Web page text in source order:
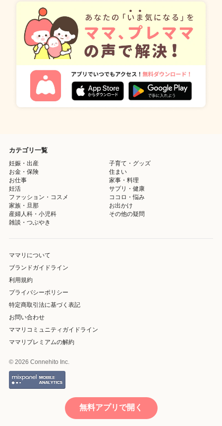
カテゴリ一覧
妊娠・出産
子育て・グッズ
お金・保険
住まい
お仕事
家事・料理
妊活
サプリ・健康
ファッション・コスメ
ココロ・悩み
家族・旦那
お出かけ
産婦人科・小児科
その他の疑問
雑談・つぶやき
ママリについて
ブランドガイドライン
利用規約
プライバシーポリシー
特定商取引法に基づく表記
お問い合わせ
ママリコミュニティガイドライン
ママリプレミアムの解約
© 2026 Connehito Inc.
無料アプリで開く